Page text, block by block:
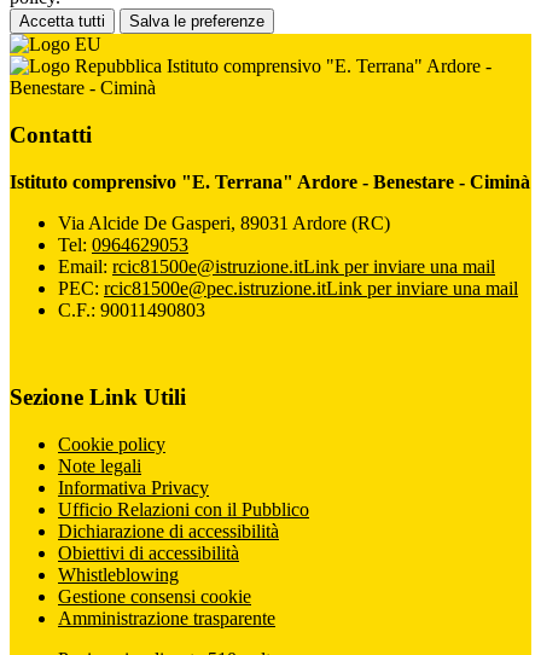
Accetta tutti Salva le preferenze
Istituto comprensivo "E. Terrana" Ardore -
Benestare - Ciminà
Contatti
Istituto comprensivo "E. Terrana" Ardore - Benestare - Ciminà
Via Alcide De Gasperi, 89031 Ardore (RC)
Tel: 0964629053
Email: rcic81500e@istruzione.itLink per inviare una mail
PEC: rcic81500e@pec.istruzione.itLink per inviare una mail
C.F.: 90011490803
Sezione Link Utili
Cookie policy
Note legali
Informativa Privacy
Ufficio Relazioni con il Pubblico
Dichiarazione di accessibilità
Obiettivi di accessibilità
Whistleblowing
Gestione consensi cookie
Amministrazione trasparente